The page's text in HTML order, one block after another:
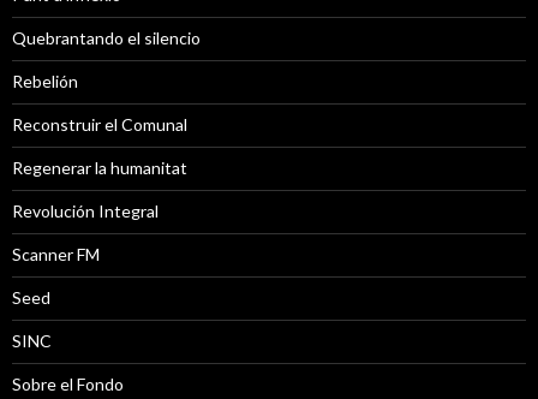
Quebrantando el silencio
Rebelión
Reconstruir el Comunal
Regenerar la humanitat
Revolución Integral
Scanner FM
Seed
SINC
Sobre el Fondo